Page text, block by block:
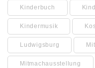
Kinderbuch
Kindermusik
Ludwigsburg
Mitmachausstellung